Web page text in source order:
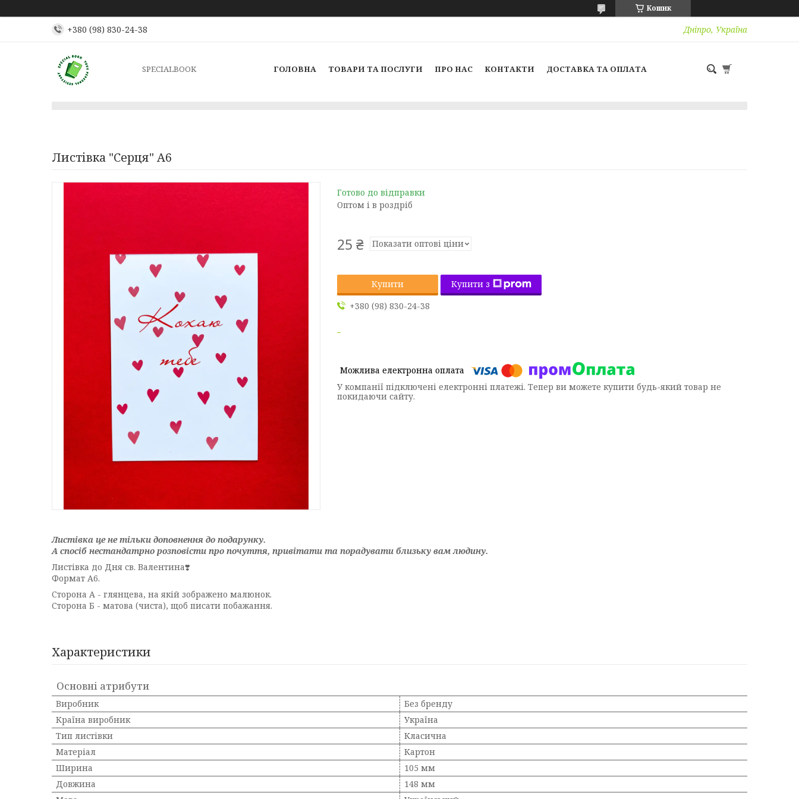
Кошик
+380 (98) 830-24-38 Дніпро, Україна
SPECIALBOOK ГОЛОВНА ТОВАРИ ТА ПОСЛУГИ ПРО НАС КОНТАКТИ ДОСТАВКА ТА ОПЛАТА
Листівка "Серця" А6
Готово до відправки
Оптом і в роздріб
25 ₴ Показати оптові ціни
Купити
Купити з
+380 (98) 830-24-38
У компанії підключені електронні платежі. Тепер ви можете купити будь-який товар не
покидаючи сайту.
Листівка це не тільки доповнення до подарунку.
А спосіб нестандатрно розповісти про почуття, привітати та порадувати близьку вам людину.
Листівка до Дня св. Валентина❣️
Формат А6.
Сторона А - глянцева, на якій зображено малюнок.
Сторона Б - матова (чиста), щоб писати побажання.
Характеристики
Основні атрибути
Виробник
Без бренду
Країна виробник
Україна
Тип листівки
Класична
Матеріал
Картон
Ширина
105 мм
Довжина
148 мм